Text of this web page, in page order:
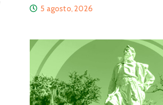
5 agosto, 2026